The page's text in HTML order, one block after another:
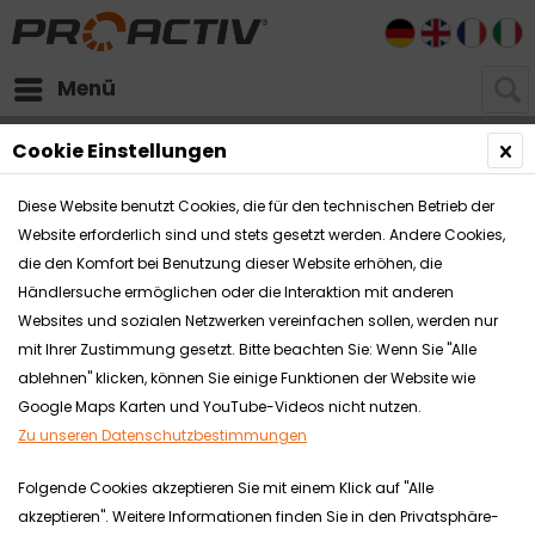
Menü
DE EN FR
Handbikes Adaptivbikes
Zu den Produktvideos
Cookie Einstellungen
Diese Website benutzt Cookies, die für den technischen Betrieb der
Website erforderlich sind und stets gesetzt werden. Andere Cookies,
die den Komfort bei Benutzung dieser Website erhöhen, die
Händlersuche ermöglichen oder die Interaktion mit anderen
Websites und sozialen Netzwerken vereinfachen sollen, werden nur
mit Ihrer Zustimmung gesetzt. Bitte beachten Sie: Wenn Sie "Alle
ablehnen" klicken, können Sie einige Funktionen der Website wie
Google Maps Karten und YouTube-Videos nicht nutzen.
Zu unseren Datenschutzbestimmungen
Folgende Cookies akzeptieren Sie mit einem Klick auf "Alle
akzeptieren". Weitere Informationen finden Sie in den Privatsphäre-